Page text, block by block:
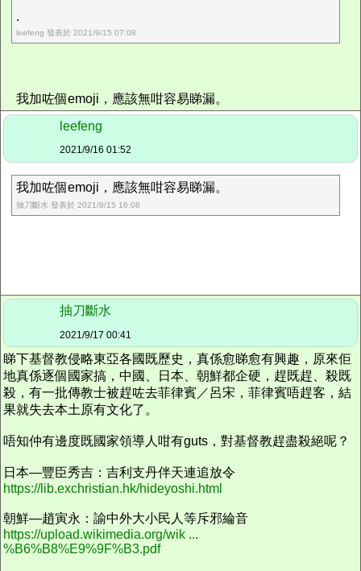
.
leefeng 發表於 2021/9/15 07:08
我加咗個emoji，應該無咁容易睇漏。
leefeng
2021/9/16 01:52
我加咗個emoji，應該無咁容易睇漏。
抽刀斷水 發表於 2021/9/15 16:08
抽刀斷水
2021/9/17 00:41
睇下基督教侵略東亞各國既歷史，真係愈睇愈有興趣，原來佢
地真係逐個國家搞，中國、日本、朝鮮都企硬，趕既趕、殺既
殺，有一批傳教士被趕咗去菲律賓／呂宋，菲律賓唔趕客，結
果就失去本土原有文化了。
唔知仲有邊度既國家領導人咁有guts，對基督教趕盡殺絕呢？
日本—豐臣秀吉：吉利支丹伴天連追放令
https://lib.exchristian.hk/hideyoshi.html
朝鮮—趙寅永：諭中外大小民人等斥邪綸音
https://upload.wikimedia.org/wik ...
%B6%B8%E9%9F%B3.pdf